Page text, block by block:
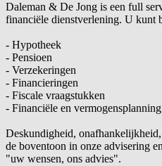
Daleman & De Jong is een full
financiële dienstverlening. U kunt
- Hypotheek
- Pensioen
- Verzekeringen
- Financieringen
- Fiscale vraagstukken
- Financiële en vermogensplanning
Deskundigheid,
de boventoon in onze advisering
"uw wensen, ons advies".